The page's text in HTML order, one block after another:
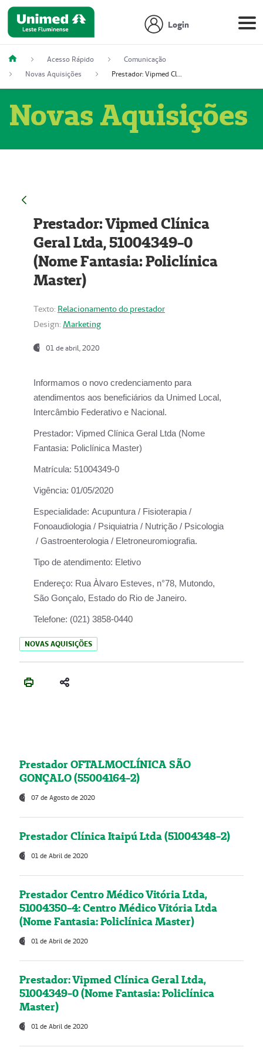
Login
Acesso Rápido
Comunicação
Novas Aquisições
Prestador: Vipmed Clínica Geral Ltda, 51004349-0 (Nome Fantasia: Policlínica Master)
Novas Aquisições
Prestador: Vipmed Clínica
Geral Ltda, 51004349-0
(Nome Fantasia: Policlínica
Master)
Texto: Relacionamento do prestador
Design: Marketing
01 de abril, 2020
Informamos o novo credenciamento para
atendimentos aos beneficiários da Unimed Local,
Intercâmbio Federativo e Nacional.
Prestador: Vipmed Clínica Geral Ltda (Nome
Fantasia: Policlínica Master)
Matrícula: 51004349-0
Vigência: 01/05/2020
Especialidade: Acupuntura / Fisioterapia /
Fonoaudiologia / Psiquiatria / Nutrição / Psicologia
/ Gastroenterologia / Eletroneuromiografia.
Tipo de atendimento: Eletivo
Endereço: Rua Àlvaro Esteves, n°78, Mutondo,
São Gonçalo, Estado do Rio de Janeiro.
Telefone: (021) 3858-0440
NOVAS AQUISIÇÕES
Prestador OFTALMOCLÍNICA SÃO
GONÇALO (55004164-2)
07 de Agosto de 2020
Prestador Clínica Itaipú Ltda (51004348-2)
01 de Abril de 2020
Prestador Centro Médico Vitória Ltda,
51004350-4: Centro Médico Vitória Ltda
(Nome Fantasia: Policlínica Master)
01 de Abril de 2020
Prestador: Vipmed Clínica Geral Ltda,
51004349-0 (Nome Fantasia: Policlínica
Master)
01 de Abril de 2020